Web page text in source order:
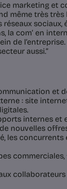
marketing et
même très très
sociaux,
la com’ en
de
aussi.”
et
: site
internes et
nouvelles
les concurrents
collaborateurs